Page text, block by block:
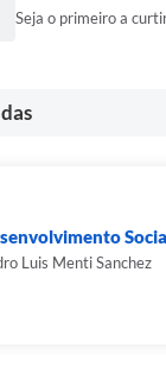
Seja o primeiro a
Luis Menti Sanchez